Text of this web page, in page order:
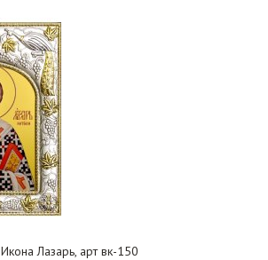
Икона Лазарь, арт вк-150